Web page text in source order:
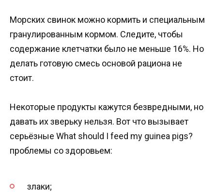
Морских свинок можно кормить и специальным
гранулированным кормом. Следите, чтобы
содержание клетчатки было не меньше 16%. Но
делать готовую смесь основой рациона не
стоит.
Некоторые продукты кажутся безвредными, но
давать их зверьку нельзя. Вот что вызывает
серьёзные What should I feed my guinea pigs?
проблемы со здоровьем:
злаки;